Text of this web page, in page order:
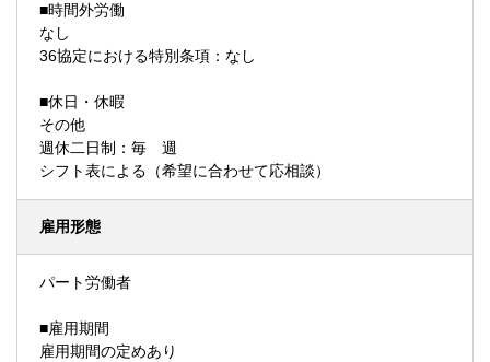
■時間外労働
なし
36協定における特別条項：なし
■休日・休暇
その他
週休二日制：毎 週
シフト表による（希望に合わせて応相談）
雇用形態
パート労働者
■雇用期間
雇用期間の定めあり